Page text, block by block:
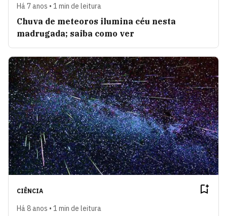
Há 7 anos • 1 min de leitura
Chuva de meteoros ilumina céu nesta
madrugada; saiba como ver
CIÊNCIA
Há 8 anos • 1 min de leitura